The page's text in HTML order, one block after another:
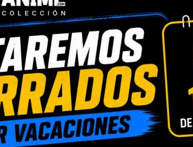
INFORMACIÓN ADICIONAL
PESO